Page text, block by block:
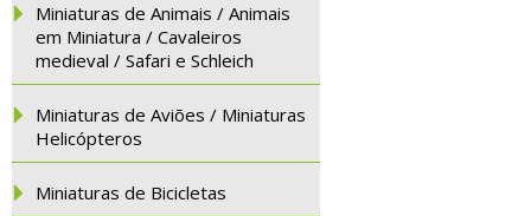
Miniaturas de Animais / Animais
em Miniatura / Cavaleiros
medieval / Safari e Schleich
Miniaturas de Aviões / Miniaturas
Helicópteros
Miniaturas de Bicicletas